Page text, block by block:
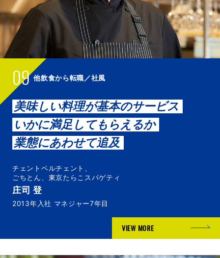
09 他飲食から転職／社風
美味しい料理が基本のサービス
いかに満足してもらえるか
業態にあわせて追及
チェントペルチェント、
ごちとん、東京たらこスパゲティ
庄司 登
2013年入社 マネジャー7年目
VIEW MORE